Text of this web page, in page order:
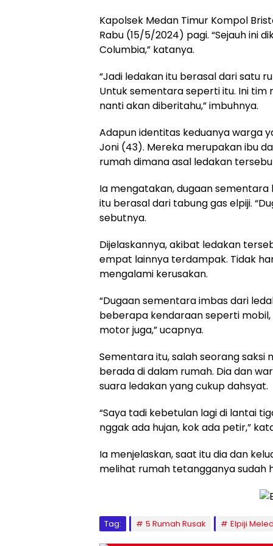
Kapolsek Medan Timur Kompol
Rabu (15/5/2024) pagi. “Sejauh ini
Columbia,” katanya.
“Jadi ledakan itu berasal dari satu
Untuk sementara seperti itu. Ini tim
nanti akan diberitahu,” imbuhnya.
Adapun identitas keduanya warga
Joni (43). Mereka merupakan ibu
rumah dimana asal ledakan
Ia mengatakan, dugaan
itu berasal dari tabung gas elpiji.
sebutnya.
Dijelaskannya, akibat ledakan
empat lainnya terdampak. Tidak
mengalami kerusakan.
“Dugaan sementara imbas dari
beberapa kendaraan seperti
motor juga,” ucapnya.
Sementara itu, salah seorang saksi
berada di dalam rumah. Dia dan
suara ledakan yang cukup dahsyat.
“Saya tadi kebetulan lagi di lantai
nggak ada hujan, kok ada petir,”
Ia menjelaskan, saat itu dia dan
melihat rumah tetangganya
Tag: 5 Rumah Rusak Elpiji